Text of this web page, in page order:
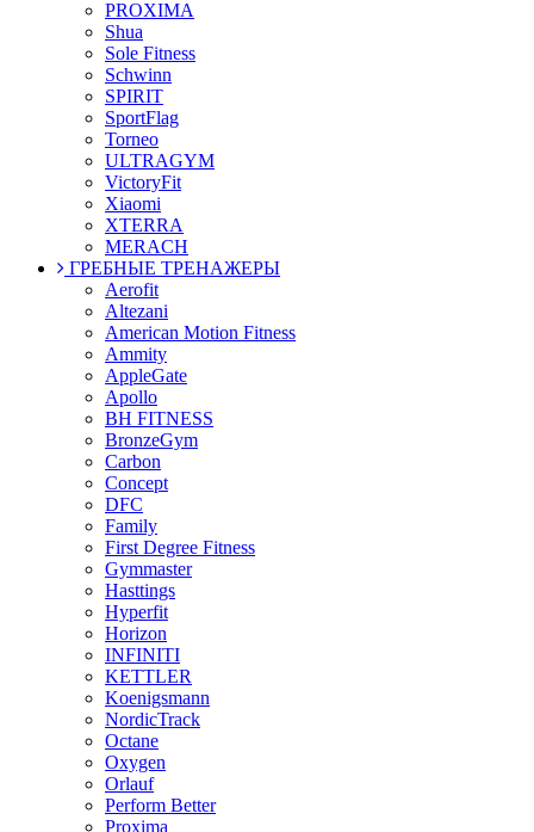
PROXIMA
Shua
Sole Fitness
Schwinn
SPIRIT
SportFlag
Torneo
ULTRAGYM
VictoryFit
Xiaomi
XTERRA
MERACH
ГРЕБНЫЕ ТРЕНАЖЕРЫ
Aerofit
Altezani
American Motion Fitness
Ammity
AppleGate
Apollo
BH FITNESS
BronzeGym
Carbon
Concept
DFC
Family
First Degree Fitness
Gymmaster
Hasttings
Hyperfit
Horizon
INFINITI
KETTLER
Koenigsmann
NordicTrack
Octane
Oxygen
Orlauf
Perform Better
Proxima